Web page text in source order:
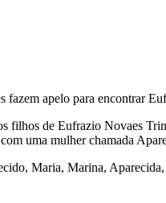
apelo para encontrar
filhos de Eufrazio Novaes
uma mulher chamada
Maria, Marina,